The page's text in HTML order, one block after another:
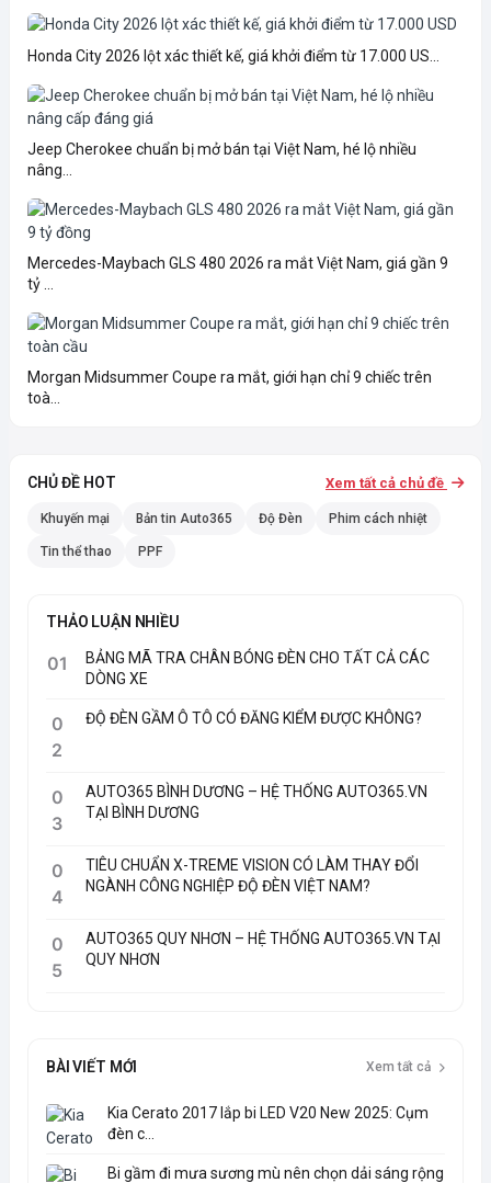
Honda City 2026 lột xác thiết kế, giá khởi điểm từ 17.000 US...
Jeep Cherokee chuẩn bị mở bán tại Việt Nam, hé lộ nhiều
nâng...
Mercedes-Maybach GLS 480 2026 ra mắt Việt Nam, giá gần 9
tỷ ...
Morgan Midsummer Coupe ra mắt, giới hạn chỉ 9 chiếc trên
toà...
CHỦ ĐỀ HOT Xem tất cả chủ đề
Khuyến mại Bản tin Auto365 Độ Đèn Phim cách nhiệt
Tin thể thao PPF
THẢO LUẬN NHIỀU
01
BẢNG MÃ TRA CHÂN BÓNG ĐÈN CHO TẤT CẢ CÁC
DÒNG XE
0
2
ĐỘ ĐÈN GẦM Ô TÔ CÓ ĐĂNG KIỂM ĐƯỢC KHÔNG?
0
3
AUTO365 BÌNH DƯƠNG – HỆ THỐNG AUTO365.VN
TẠI BÌNH DƯƠNG
0
4
TIÊU CHUẨN X-TREME VISION CÓ LÀM THAY ĐỔI
NGÀNH CÔNG NGHIỆP ĐỘ ĐÈN VIỆT NAM?
0
5
AUTO365 QUY NHƠN – HỆ THỐNG AUTO365.VN TẠI
QUY NHƠN
BÀI VIẾT MỚI Xem tất cả
Kia Cerato 2017 lắp bi LED V20 New 2025: Cụm
đèn c...
Bi gầm đi mưa sương mù nên chọn dải sáng rộng